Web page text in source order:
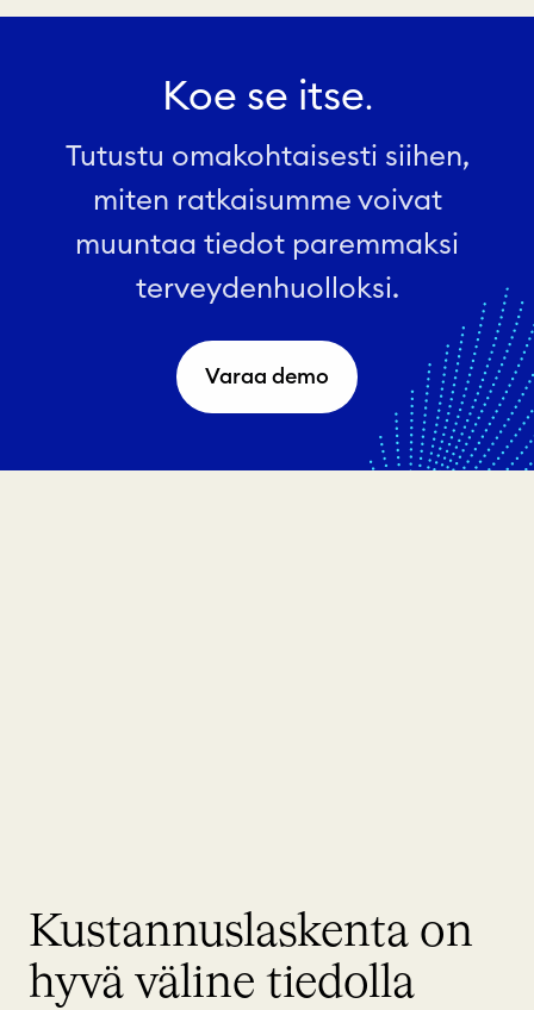
Koe se itse.
Tutustu omakohtaisesti siihen,
miten ratkaisumme voivat
muuntaa tiedot paremmaksi
terveydenhuolloksi.
Varaa demo
Kustannuslaskenta on
hyvä väline tiedolla